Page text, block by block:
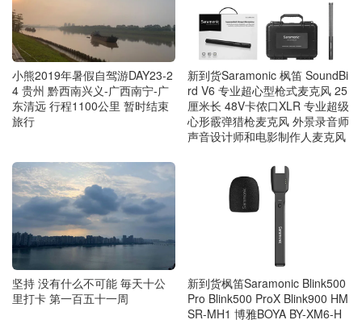
小熊2019年暑假自驾游DAY23-2
4 贵州 黔西南兴义-广西南宁-广
东清远 行程1100公里 暂时结束
旅行
新到货Saramonic 枫笛 SoundBi
rd V6 专业超心型枪式麦克风 25
厘米长 48V卡侬口XLR 专业超级
心形霰弹猎枪麦克风 外景录音师
声音设计师和电影制作人麦克风
坚持 没有什么不可能 毎天十公
里打卡 第一百五十一周
新到货枫笛Saramonic Blink500
Pro Blink500 ProX Blink900 HM
SR-MH1 博雅BOYA BY-XM6-H